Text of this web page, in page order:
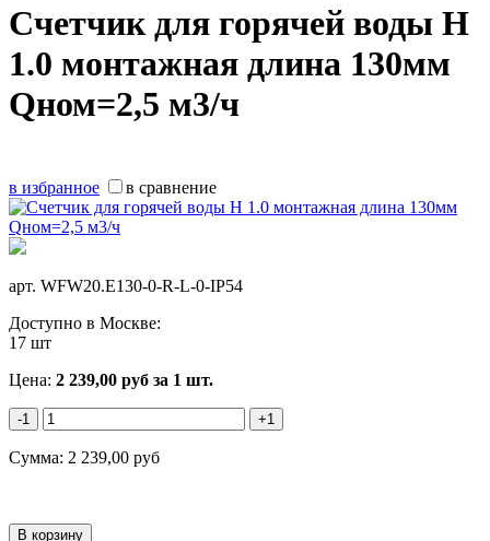
Счетчик для горячей воды Н
1.0 монтажная длина 130мм
Qном=2,5 м3/ч
в избранное в сравнение
арт. WFW20.E130-0-R-L-0-IP54
Доступно в Москве:
17 шт
Цена: 2 239,00 руб за 1 шт.
-1 +1
Сумма: 2 239,00 руб